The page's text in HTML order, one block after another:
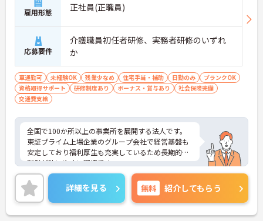
雇用形態 正社員(正職員)
応募要件
介護職員初任者研修、実務者研修のいずれ
か
車通勤可 未経験OK 残業少なめ 住宅手当・補助 日勤のみ
ブランクOK
資格取得サポート
研修制度あり ボーナス・賞与あり
社会保険完備
交通費支給
全国で100か所以上の事業所を展開する法人です。
東証プライム上場企業のグループ会社で経営基盤も
安定しており福利厚生も充実しているため長期的な
就業が叶いやすい環境です。
また、キャリアパス制度が整っているので、経験が
浅い方・ブランクがある方も高い目標をもって仕事
に取り組んでいただけます◎
ご興味ある方には、面接対策ポイントなど、さらに
詳細をお話しいたしますのでお気軽にご相談くださ
詳細を見る 無料 紹介してもらう